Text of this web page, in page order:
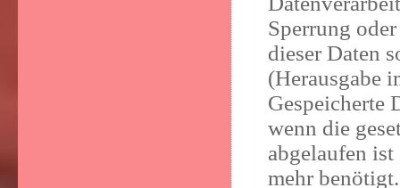
Sperrung
dieser Daten
(Herausgabe
Gespeicherte
wenn die
abgelaufen
mehr benötigt.